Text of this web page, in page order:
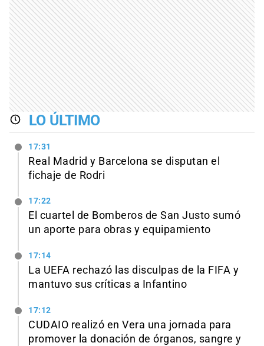
LO ÚLTIMO
17:31
Real Madrid y Barcelona se disputan el
fichaje de Rodri
17:22
El cuartel de Bomberos de San Justo sumó
un aporte para obras y equipamiento
17:14
La UEFA rechazó las disculpas de la FIFA y
mantuvo sus críticas a Infantino
17:12
CUDAIO realizó en Vera una jornada para
promover la donación de órganos, sangre y